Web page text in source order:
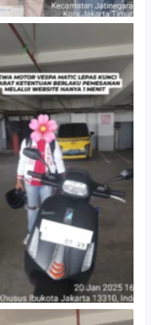
Cityplaza Jatinegara
Gedung Parkir P6A